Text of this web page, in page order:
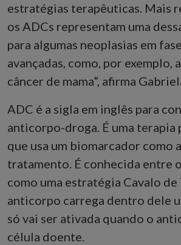
estratégias terapêuticas. Mais
os ADCs representam uma
para algumas neoplasias em
avançadas, como, por exemplo,
câncer de mama”, afirma
ADC é a sigla em inglês para
anticorpo-droga. É uma terapia
que usa um biomarcador como
tratamento. É conhecida entre
como uma estratégia Cavalo
anticorpo carrega dentro dele
só vai ser ativada quando o
célula doente.